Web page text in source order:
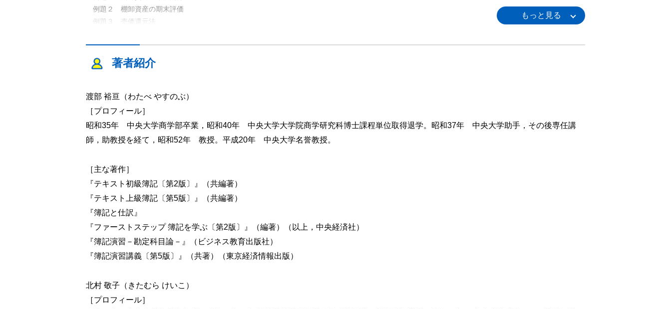
例題２ 棚卸資産の期末評価
例題３ 売価還元法
第３章 固定資産会計
例題１ 有形固定資産の取得原価
例題２ 資産除去債務
例題４ 無形固定資産の償却
第４章 研究開発費・ソフトウェア会計
例題１ ソフトウェア制作費の会計処理①
例題４ 市場販売目的のソフトウェアの償却②
第５章 特殊商品販売
例題１ 未着品販売
例題２ 委託販売・受託販売
例題３ 割賦販売①
例題４ 割賦販売②
例題５ 試用販売
第６章 工事契約
例題１ 建設業会計の基礎
著者紹介
渡部 裕亘（わたべ やすのぶ）
［プロフィール］
昭和35年 中央大学商学部卒業，昭和40年 中央大学大学院商学研究科博士課程単位取得退学。昭和37年 中央大学助手，その後専任講
師，助教授を経て，昭和52年 教授。平成20年 中央大学名誉教授。
［主な著作］
『テキスト初級簿記〔第2版〕』（共編著）
『テキスト上級簿記〔第5版〕』（共編著）
『簿記と仕訳』
『ファーストステップ 簿記を学ぶ〔第2版〕』（編著）（以上，中央経済社）
『簿記演習－勘定科目論－』（ビジネス教育出版社）
『簿記演習講義〔第5版〕』（共著）（東京経済情報出版）
北村 敬子（きたむら けいこ）
［プロフィール］